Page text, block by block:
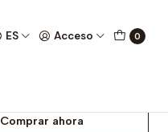
ES Acceso 0
Comprar ahora